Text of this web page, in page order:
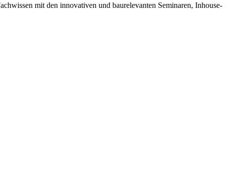
mit den innovativen und baurelevanten Seminaren, Inhouse-